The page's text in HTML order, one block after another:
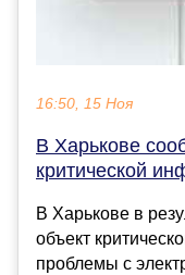
16:50, 15 Ноя
В Харькове
критической
В Харькове в
объект
проблемы с